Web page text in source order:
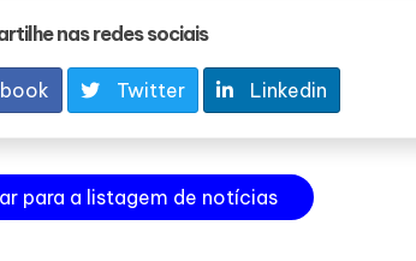
nas redes sociais
Twitter Linkedin
para a listagem de notícias